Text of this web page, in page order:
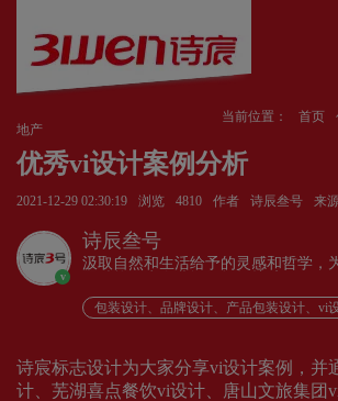
当前位置： 首页
地产
优秀vi设计案例分析
2021-12-29 02:30:19 浏览 4810 作者 诗辰叁号 来源
v
诗辰叁号
汲取自然和生活给予的灵感和哲学，
包装设计、品牌设计、产品包装设计、vi
诗宸标志设计为大家分享vi设计案例，并
计、芜湖喜点餐饮vi设计、唐山文旅集团